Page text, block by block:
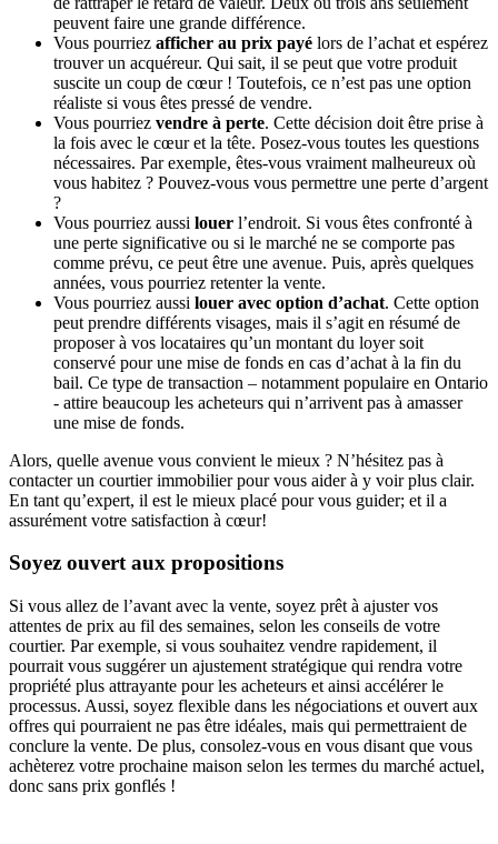
peuvent faire une grande différence.
Vous pourriez afficher au prix payé lors de l’achat et espérez
trouver un acquéreur. Qui sait, il se peut que votre produit
suscite un coup de cœur ! Toutefois, ce n’est pas une option
réaliste si vous êtes pressé de vendre.
Vous pourriez vendre à perte. Cette décision doit être prise à
la fois avec le cœur et la tête. Posez-vous toutes les questions
nécessaires. Par exemple, êtes-vous vraiment malheureux où
vous habitez ? Pouvez-vous vous permettre une perte d’argent
?
Vous pourriez aussi louer l’endroit. Si vous êtes confronté à
une perte significative ou si le marché ne se comporte pas
comme prévu, ce peut être une avenue. Puis, après quelques
années, vous pourriez retenter la vente.
Vous pourriez aussi louer avec option d’achat. Cette option
peut prendre différents visages, mais il s’agit en résumé de
proposer à vos locataires qu’un montant du loyer soit
conservé pour une mise de fonds en cas d’achat à la fin du
bail. Ce type de transaction – notamment populaire en Ontario
- attire beaucoup les acheteurs qui n’arrivent pas à amasser
une mise de fonds.
Alors, quelle avenue vous convient le mieux ? N’hésitez pas à
contacter un courtier immobilier pour vous aider à y voir plus clair.
En tant qu’expert, il est le mieux placé pour vous guider; et il a
assurément votre satisfaction à cœur!
Soyez ouvert aux propositions
Si vous allez de l’avant avec la vente, soyez prêt à ajuster vos
attentes de prix au fil des semaines, selon les conseils de votre
courtier. Par exemple, si vous souhaitez vendre rapidement, il
pourrait vous suggérer un ajustement stratégique qui rendra votre
propriété plus attrayante pour les acheteurs et ainsi accélérer le
processus. Aussi, soyez flexible dans les négociations et ouvert aux
offres qui pourraient ne pas être idéales, mais qui permettraient de
conclure la vente. De plus, consolez-vous en vous disant que vous
achèterez votre prochaine maison selon les termes du marché actuel,
donc sans prix gonflés !